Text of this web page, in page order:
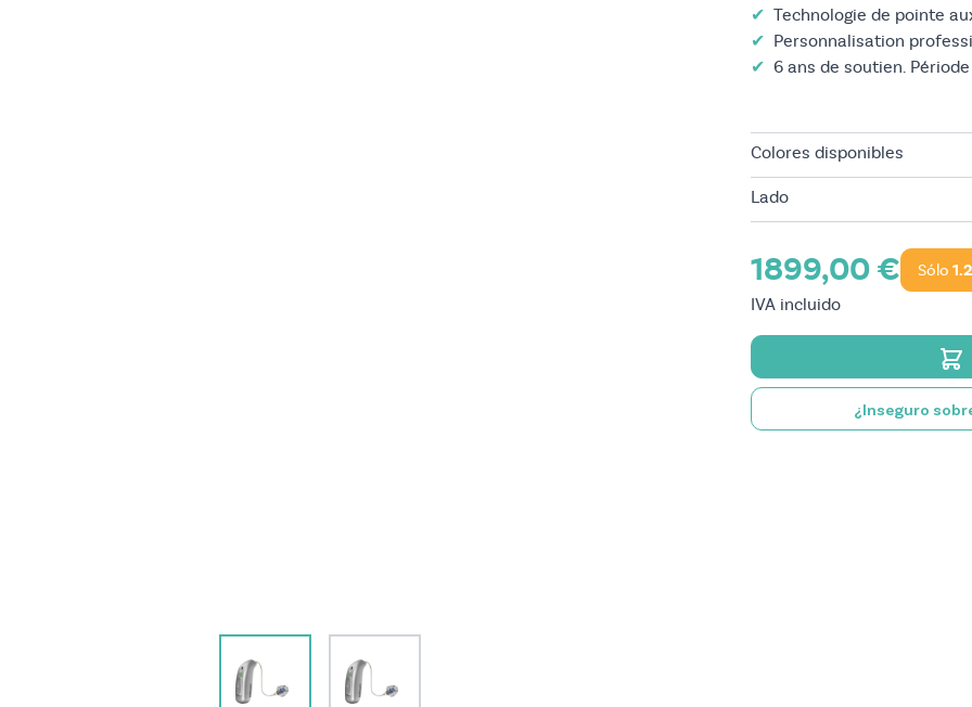
✔ Technologie de pointe
✔ Personnalisation
✔ 6 ans de soutien.
Colores disponibles
Lado
1899,00 € Sólo
IVA incluido
¿Inseguro